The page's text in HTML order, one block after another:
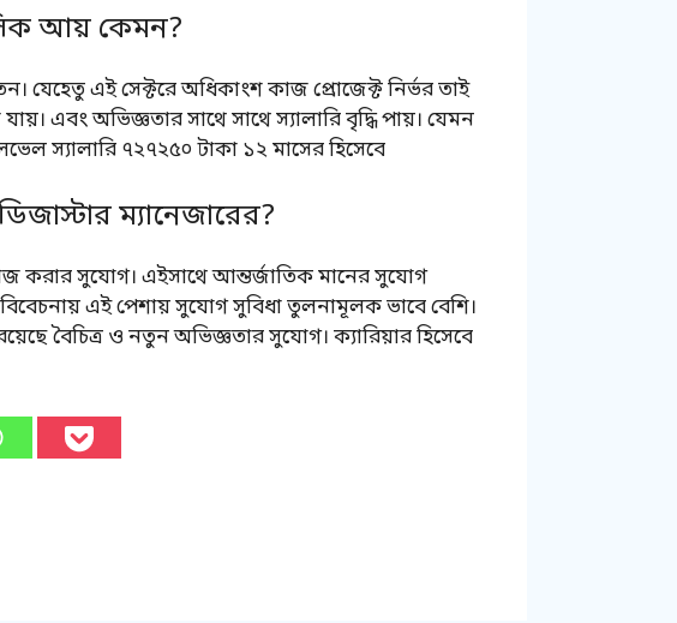
আয় কেমন?
যেহেতু এই সেক্টরে অধিকাংশ কাজ প্রোজেক্ট নির্ভর তাই
এবং অভিজ্ঞতার সাথে সাথে স্যালারি বৃদ্ধি পায়। যেমন
স্যালারি ৭২৭২৫০ টাকা ১২ মাসের হিসেবে
ম্যানেজারের?
করার সুযোগ। এইসাথে আন্তর্জাতিক মানের সুযোগ
এই পেশায় সুযোগ সুবিধা তুলনামূলক ভাবে বেশি।
বৈচিত্র ও নতুন অভিজ্ঞতার সুযোগ। ক্যারিয়ার হিসেবে